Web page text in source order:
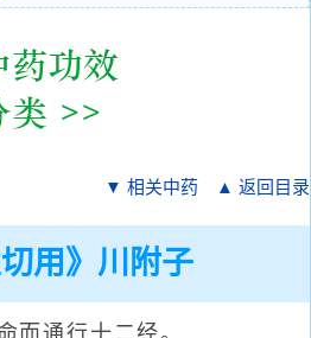
▼ 相关中药 ▲ 返回目录
切用》川附子
而通行十二经。